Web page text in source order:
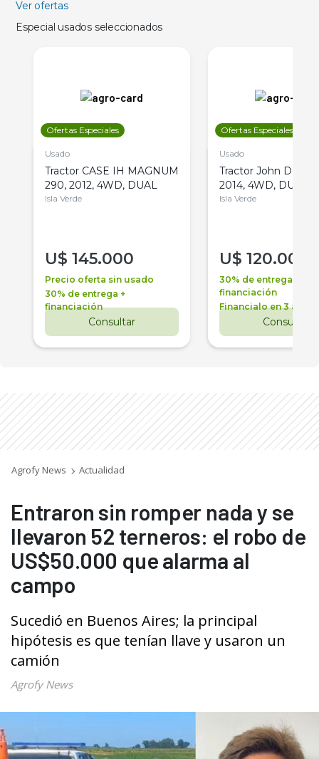
Ver ofertas
Especial usados seleccionados
Ofertas Especiales
Usado
Tractor CASE IH MAGNUM
290, 2012, 4WD, DUAL
Isla Verde
U$ 145.000
Precio oferta sin usado
30% de entrega +
financiación
Consultar
Ofertas Especiales
Usado
Tractor John Deere
2014, 4WD, DUAL
Isla Verde
U$ 120.000
30% de entrega +
financiación
Financialo en 3 años
Consultar
Agrofy News Actualidad
Entraron sin romper nada y se
llevaron 52 terneros: el robo de
US$50.000 que alarma al
campo
Sucedió en Buenos Aires; la principal
hipótesis es que tenían llave y usaron un
camión
Agrofy News